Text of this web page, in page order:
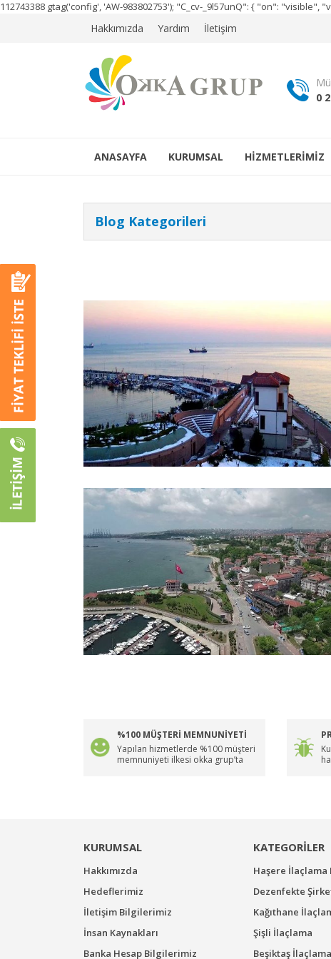
112743388 gtag('config', 'AW-983802753'); "C_cv-_9l57unQ": { "on": "visible",
Hakkımızda Yardım İletişim
0
ANASAYFA KURUMSAL HİZMETLERİMİZ
Blog Kategorileri
%100 MÜŞTERİ MEMNUNİYETİ
Yapılan hizmetlerde %100 müşteri
memnuniyeti ilkesi okka grup’ta
KURUMSAL
Hakkımızda
Hedeflerimiz
İletişim Bilgilerimiz
İnsan Kaynakları
Banka Hesap Bilgilerimiz
KATEGORİLER
Haşere İlaçlama
Dezenfekte
Kağıthane
Şişli İlaçlama
Beşiktaş İlaçlama